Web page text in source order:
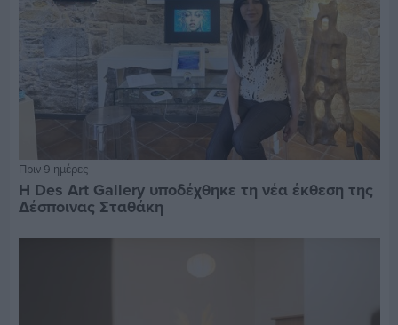
Πριν 9 ημέρες
Η Des Art Gallery υποδέχθηκε τη νέα έκθεση της
Δέσποινας Σταθάκη